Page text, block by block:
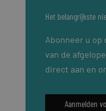
Het belangrijkste
Abonneer u op
van de
direct aan en
Aanmelden